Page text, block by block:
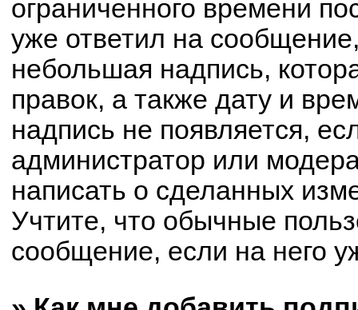
ограниченного времени
уже ответил на
небольшая надпись,
правок, а также дату и
надпись не появляется,
администратор или
написать о сделанных
Учтите, что обычные
сообщение, если на него